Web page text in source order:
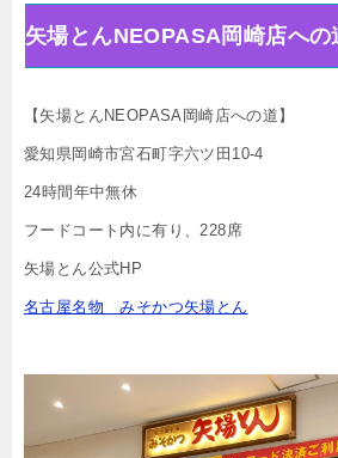
矢場とんNEOPASA岡崎店への
【矢場とんNEOPASA岡崎店への道】
愛知県岡崎市宮石町字六ツ田10-4
24時間年中無休
フードコート内に有り、228席
矢場とん公式HP
名古屋名物 みそかつ矢場とん